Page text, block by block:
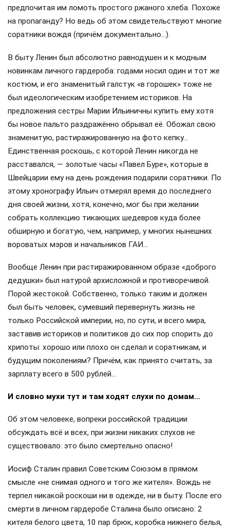
предпочитая им ломоть простого ржаного хлеба. Похоже
на пропаганду? Но ведь об этом свидетельствуют многие
соратники вождя (причём документально…).
В быту Ленин был абсолютно равнодушен и к модным
новинкам личного гардероба: годами носил один и тот же
костюм, и его знаменитый галстук «в горошек» тоже не
был идеологическим изобретением историков. На
предложения сестры Марии Ильиничны купить ему хотя
бы новое пальто раздражённо обрывал её. Обожал свою
знаменитую, растиражированную на фото кепку…
Единственная роскошь, с которой Ленин никогда не
расставался, — золотые часы «Павел Буре», которые в
Швейцарии ему на день рождения подарили соратники. По
этому хронографу Ильич отмерял время до последнего
дня своей жизни, хотя, конечно, мог бы при желании
собрать коллекцию тикающих шедевров куда более
обширную и богатую, чем, например, у многих нынешних
вороватых мэров и начальников ГАИ…
Вообще Ленин при растиражированном образе «доброго
дедушки» был натурой архисложной и противоречивой.
Порой жестокой. Собственно, только таким и должен
был быть человек, сумевший перевернуть жизнь не
только Российской империи, но, по сути, и всего мира,
заставив историков и политиков до сих пор спорить до
хрипоты: хорошо или плохо он сделал и соратникам, и
будущим поколениям? Причём, как принято считать, за
зарплату всего в 500 рублей…
И словно мухи тут и там ходят слухи по домам…
Об этом человеке, вопреки российской традиции
обсуждать всё и всех, при жизни никаких слухов не
существовало: это было смертельно опасно!
Иосиф Сталин правил Советским Союзом в прямом
смысле «не снимая одного и того же кителя». Вождь не
терпел никакой роскоши ни в одежде, ни в быту. После его
смерти в личном гардеробе Сталина было описано: 2
кителя белого цвета, 10 пар брюк, коробка нижнего белья,